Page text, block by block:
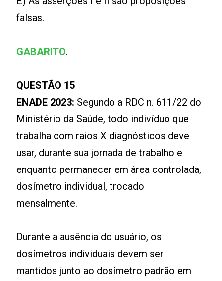
falsas.
GABARITO.
QUESTÃO 15
ENADE 2023: Segundo a RDC n. 611/22 do
Ministério da Saúde, todo indivíduo que
trabalha com raios X diagnósticos deve
usar, durante sua jornada de trabalho e
enquanto permanecer em área controlada,
dosímetro individual, trocado
mensalmente.
Durante a ausência do usuário, os
dosímetros individuais devem ser
mantidos junto ao dosímetro padrão em